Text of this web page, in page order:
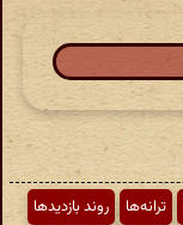
ترانه‌ها
روند بازدیدها